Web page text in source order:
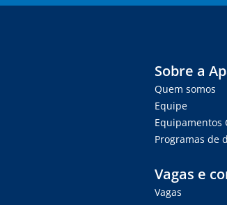
Sobre a
Quem somos
Equipe
Equipamentos
Programas de
Vagas e
Vagas